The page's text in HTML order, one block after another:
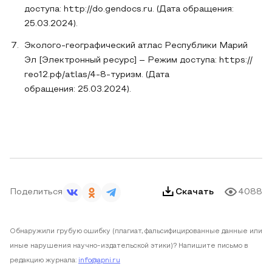
доступа: http://do.gendocs.ru. (Дата обращения:
25.03.2024).
Эколого-географический атлас Республики Марий
Эл [Электронный ресурс] – Режим доступа: https://
гео12.рф/atlas/4-8-туризм. (Дата
обращения: 25.03.2024).
Поделиться Скачать 4088
Обнаружили грубую ошибку (плагиат, фальсифицированные данные или
иные нарушения научно-издательской этики)? Напишите письмо в
редакцию журнала: info@apni.ru